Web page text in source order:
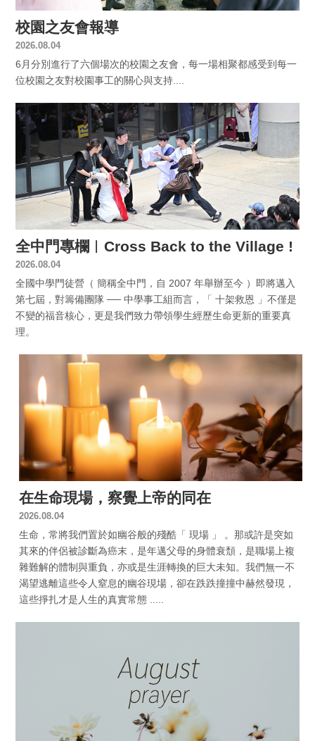
校園之友會報導
2026.08.04
6月分別進行了六個場次的校園之友會，每一場相聚都感受到每一
位校園之友對校園事工的關心與支持....
全中門專欄︱Cross Back to the Village !
2026.08.04
全國中學門徒營（ 簡稱全中門，自 2007 年舉辦至今 ）即將邁入
第七屆，對籌備團隊 ── 中學事工組而言，「 十架救恩 」不僅是
不變的福音核心，更是我們致力帶領學生經歷生命更新的重要真
理。
在生命現場，察覺上帝的同在
2026.08.04
生命，常將我們置於如幽谷般的殘酷「 現場 」 。那或許是突如
其來的伴侶被診斷為癌末，是年邁父母的身體衰頹，是職場上複
雜難解的體制與重負，亦或是生涯轉換的巨大未知。我們無一不
渴望逃離這些令人窒息的幽谷現場，卻在跌跌撞撞中赫然發現，
這些掙扎才是人生的真實常態 .....